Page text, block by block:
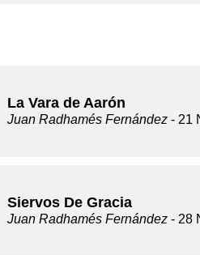
La Vara de Aarón
Juan Radhamés Fernández - 21
Siervos De Gracia
Juan Radhamés Fernández - 28